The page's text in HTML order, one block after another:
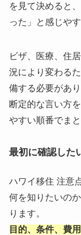
を見て決めると
った」と感じや
ビザ、医療、住
況により変わる
備する必要があ
断定的な言い方
やすい順番でまと
最初に確認した
ハワイ移住 注意
何を知りたいの
ります。
目的、条件、費